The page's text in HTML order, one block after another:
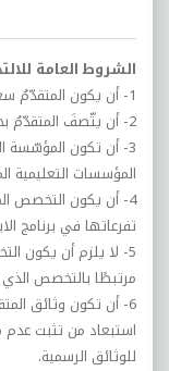
الشروط العامة
1- أن يكون المتقدّمُ سعوديَّ الجنسيّة.
2- أن يتّصفَ المتقدّمُ بحسن السيرةِ والسلوك.
3- أن تكون المؤسّسة
المؤسسات التعليمية
4- أن يكون التخصص
تفرعاتها في برنامج
5- لا يلزم أن يكون
مرتبطًا بالتخصص
6- أن تكون وثائق
استبعاد من تثبت عدم
للوثائق الرسمية.